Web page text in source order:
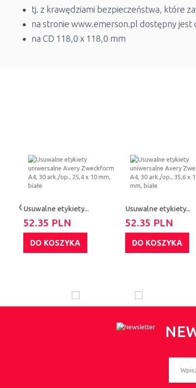
tj. z krawędziami bezpieczeństwa, które
na stronie www.emerson.pl dostępny
na CD 118,0 x 118,0 mm
Usuwalne etykiety...
52.35 PLN
DO KOSZYKA
Usuwalne etykiety...
52.35 PLN
DO KOSZYKA
‹